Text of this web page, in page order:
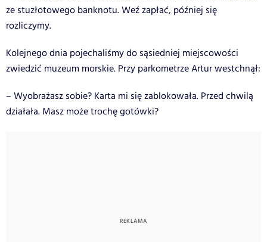
ze stuzłotowego banknotu. Weź zapłać, później się
rozliczymy.
Kolejnego dnia pojechaliśmy do sąsiedniej miejscowości
zwiedzić muzeum morskie. Przy parkometrze Artur westchnął:
– Wyobrażasz sobie? Karta mi się zablokowała. Przed chwilą
działała. Masz może trochę gotówki?